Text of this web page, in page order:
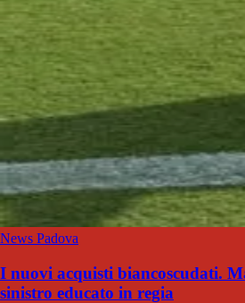
News Padova
I nuovi acquisti biancoscudati.
sinistro educato in regia